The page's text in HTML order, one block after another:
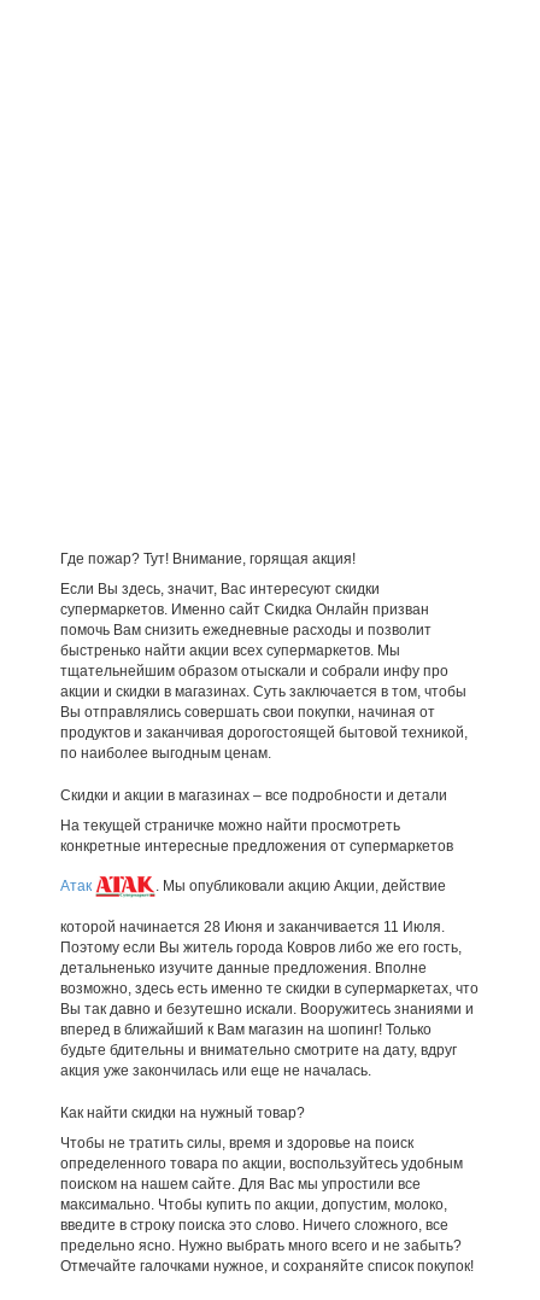
Где пожар? Тут! Внимание, горящая акция!
Если Вы здесь, значит, Вас интересуют скидки
супермаркетов. Именно сайт Скидка Онлайн призван
помочь Вам снизить ежедневные расходы и позволит
быстренько найти акции всех супермаркетов. Мы
тщательнейшим образом отыскали и собрали инфу про
акции и скидки в магазинах. Суть заключается в том, чтобы
Вы отправлялись совершать свои покупки, начиная от
продуктов и заканчивая дорогостоящей бытовой техникой,
по наиболее выгодным ценам.
Скидки и акции в магазинах – все подробности и детали
На текущей страничке можно найти просмотреть
конкретные интересные предложения от супермаркетов
Атак . Мы опубликовали акцию Акции, действие
которой начинается 28 Июня и заканчивается 11 Июля.
Поэтому если Вы житель города Ковров либо же его гость,
детальненько изучите данные предложения. Вполне
возможно, здесь есть именно те скидки в супермаркетах, что
Вы так давно и безутешно искали. Вооружитесь знаниями и
вперед в ближайший к Вам магазин на шопинг! Только
будьте бдительны и внимательно смотрите на дату, вдруг
акция уже закончилась или еще не началась.
Как найти скидки на нужный товар?
Чтобы не тратить силы, время и здоровье на поиск
определенного товара по акции, воспользуйтесь удобным
поиском на нашем сайте. Для Вас мы упростили все
максимально. Чтобы купить по акции, допустим, молоко,
введите в строку поиска это слово. Ничего сложного, все
предельно ясно. Нужно выбрать много всего и не забыть?
Отмечайте галочками нужное, и сохраняйте список покупок!